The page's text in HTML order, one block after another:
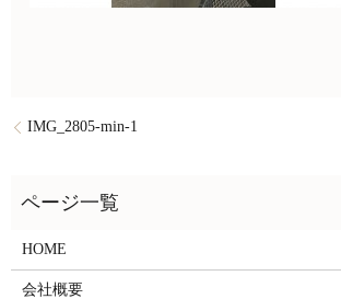
IMG_2805-min-1
HOME
会社概要